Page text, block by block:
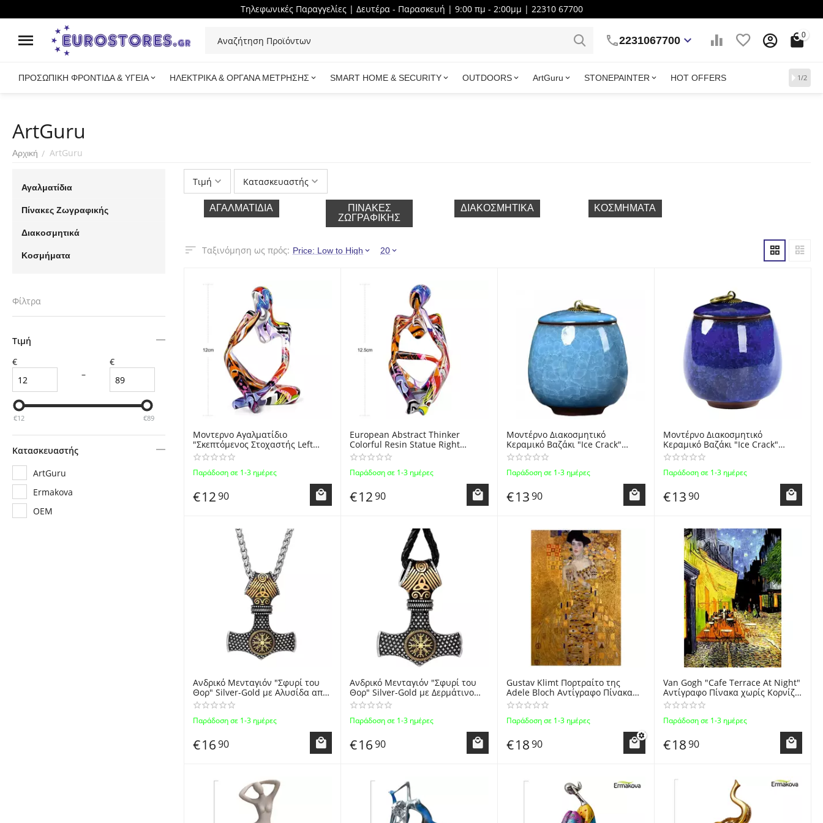
Τηλεφωνικές Παραγγελίες | Δευτέρα - Παρασκευή | 9:00 πμ - 2:00μμ | 22310 67700
2231067700 0
ΠΡΟΣΩΠΙΚΗ ΦΡΟΝΤΙΔΑ & ΥΓΕΙΑ ΗΛΕΚΤΡΙΚΑ & ΟΡΓΑΝΑ ΜΕΤΡΗΣΗΣ SMART HOME & SECURITY OUTDOORS ArtGuru STONEPAINTER HOT OFFERS 1/2
ArtGuru
Αρχική / ArtGuru
Τιμή Κατασκευαστής
ΑΓΑΛΜΑΤΊΔΙΑ
ΠΊΝΑΚΕΣ
ΖΩΓΡΑΦΙΚΉΣ
ΔΙΑΚΟΣΜΗΤΙΚΆ ΚΟΣΜΉΜΑΤΑ
Ταξινόμηση ως πρός: Price: Low to High 20
Μοντερνο Αγαλματίδιο
"Σκεπτόμενος Στοχαστής Left
Doodle" 12cm από Ρητίνη - Υγρό
Γυαλί - European Abstract
Thinker Colorful Resin Statue
Παράδοση σε 1-3 ημέρες
€1290
European Abstract Thinker
Colorful Resin Statue Right
Doodle 12.5cm - Μοντερνο
Αγαλματίδιο Σκεπτόμενος
Στοχαστής Doodle 12.5εκ
Παράδοση σε 1-3 ημέρες
€1290
Μοντέρνο Διακοσμητικό
Κεραμικό Βαζάκι "Ice Crack"
Καπάκι με Χάλκινη Πόρπη
8x8x9.5cm - Ice Crack Ceramic
Tea & Jewelry Caddy
Παράδοση σε 1-3 ημέρες
€1390
Μοντέρνο Διακοσμητικό
Κεραμικό Βαζάκι "Ice Crack"
Καπάκι με Χάλκινη Πόρπη
8x8x9.5cm - Ice Crack Ceramic
Tea & Jewelry Caddy
Παράδοση σε 1-3 ημέρες
€1390
Ανδρικό Μενταγιόν "Σφυρί του
Θορ" Silver-Gold με Αλυσίδα από
Ανοξείδωτο Ατσάλι - Vikings Thor
Stainless Steel Hammer Male
Pendant
Παράδοση σε 1-3 ημέρες
€1690
Ανδρικό Μενταγιόν "Σφυρί του
Θορ" Silver-Gold με Δερμάτινο
Λουράκι - Vikings Thor Stainless
Steel Hammer Male Pendant with
Leather Strap
Παράδοση σε 1-3 ημέρες
€1690
Gustav Klimt Πορτραίτο της
Adele Bloch Αντίγραφο Πίνακα
Τυπωμένο χωρίς Κορνίζα -
Reproduction Canvas Print
Portrait Of Adele Bloch
Παράδοση σε 1-3 ημέρες
€1890
Van Gogh "Cafe Terrace At Night"
Αντίγραφο Πίνακα χωρίς Κορνίζα
- Van Gogh "Cafe Terrace At
Night" Reproduction Canvas Print
Παράδοση σε 1-3 ημέρες
€1890
Αγαλματίδια
Πίνακες Ζωγραφικής
Διακοσμητικά
Κοσμήματα
Φίλτρα
Τιμή
€
–
€
€12 €89
Κατασκευαστής
ArtGuru
Ermakova
OEM